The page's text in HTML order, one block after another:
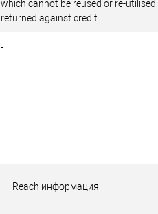
which cannot be reused or re-utilised
returned against credit.
-
Reach информация